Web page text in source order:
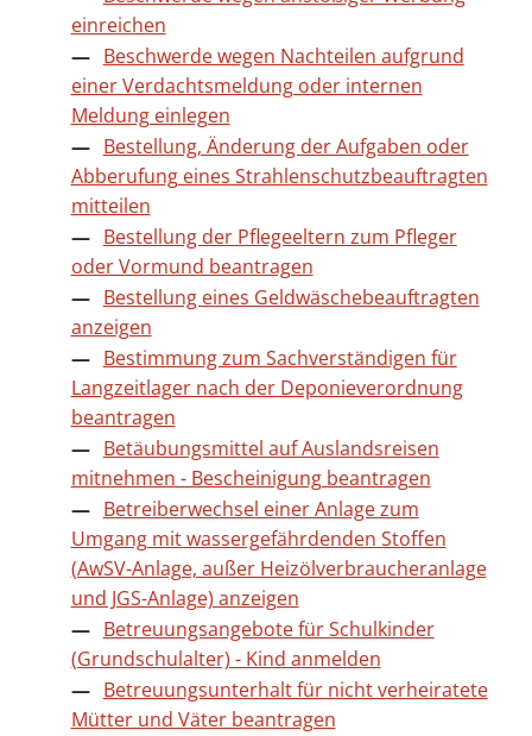
einreichen
Beschwerde wegen Nachteilen aufgrund
einer Verdachtsmeldung oder internen
Meldung einlegen
Bestellung, Änderung der Aufgaben oder
Abberufung eines Strahlenschutzbeauftragten
mitteilen
Bestellung der Pflegeeltern zum Pfleger
oder Vormund beantragen
Bestellung eines Geldwäschebeauftragten
anzeigen
Bestimmung zum Sachverständigen für
Langzeitlager nach der Deponieverordnung
beantragen
Betäubungsmittel auf Auslandsreisen
mitnehmen - Bescheinigung beantragen
Betreiberwechsel einer Anlage zum
Umgang mit wassergefährdenden Stoffen
(AwSV-Anlage, außer Heizölverbraucheranlage
und JGS-Anlage) anzeigen
Betreuungsangebote für Schulkinder
(Grundschulalter) - Kind anmelden
Betreuungsunterhalt für nicht verheiratete
Mütter und Väter beantragen